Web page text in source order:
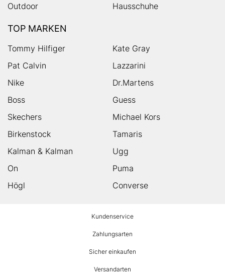
Outdoor
Hausschuhe
TOP MARKEN
Tommy Hilfiger
Kate Gray
Pat Calvin
Lazzarini
Nike
Dr.Martens
Boss
Guess
Skechers
Michael Kors
Birkenstock
Tamaris
Kalman & Kalman
Ugg
On
Puma
Högl
Converse
Kundenservice
Zahlungsarten
Sicher einkaufen
Versandarten